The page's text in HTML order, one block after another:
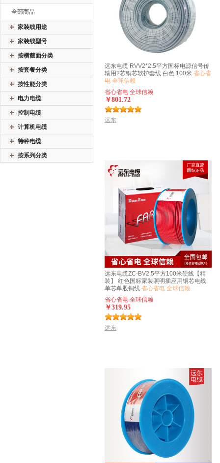
远东电缆 RVV2*2.5平方国标电源信号传
输用2芯铜芯软护套线 白色 100米 省心省
电 全球信赖
省心省电 全球信赖
￥801.72
远东
远东电缆ZC-BV2.5平方100米硬线【精
装】 红色国标家装照明插座用铜芯电线
单芯单股铜线 省心省电 全球信赖
省心省电 全球信赖
￥319.95
远东
全部商品
家装线用途
家装线型号
按横截面分类
按套餐分类
按性能分类
电力电缆
控制电缆
计算机电缆
特种电缆
按系列分类